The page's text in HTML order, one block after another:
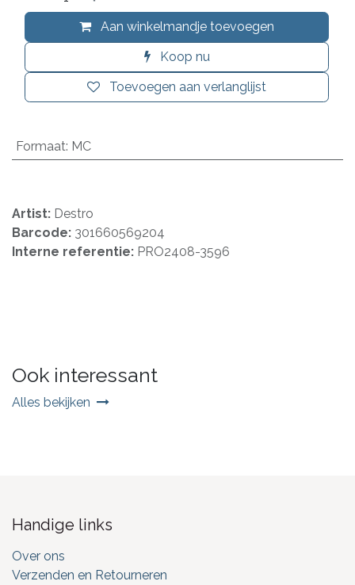
Aan winkelmandje toevoegen
Koop nu
Toevoegen aan verlanglijst
Formaat: MC
Artist: Destro
Barcode: 301660569204
Interne referentie: PRO2408-3596
Ook interessant
Alles bekijken
Handige links
Over ons
Verzenden en Retourneren